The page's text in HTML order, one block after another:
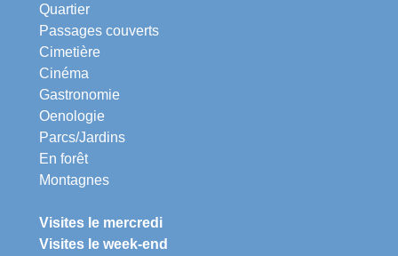
Quartier
Passages couverts
Cimetière
Cinéma
Gastronomie
Oenologie
Parcs/Jardins
En forêt
Montagnes
Visites le mercredi
Visites le week-end